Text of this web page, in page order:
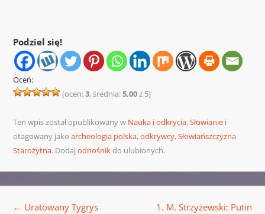
Podziel się!
Oceń:
(ocen:3, średnia:5,00z 5)
Ten wpis został opublikowany w Nauka i odkrycia,Słowianiei
otagowany jako archeologia polska,odkrywcy,Słowiańszczyzna
Starożytna. Dodaj odnośnikdo ulubionych.
← Uratowany Tygrys
1. M. Strzyżewski: Putin